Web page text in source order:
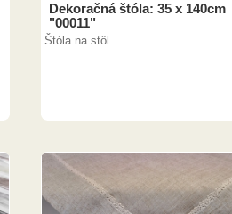
Dekoračná štóla: 35 x 140cm
"00011"
Štóla na stôl